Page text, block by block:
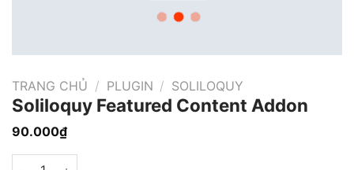
TRANG CHỦ / PLUGIN / SOLILOQUY
Soliloquy Featured Content Addon
90.000₫
Soliloquy Featured Content Addon số lượng